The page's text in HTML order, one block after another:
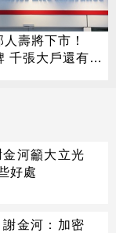
壽將下市！
千張大戶還有
河籲大立光
好處
金河：加密